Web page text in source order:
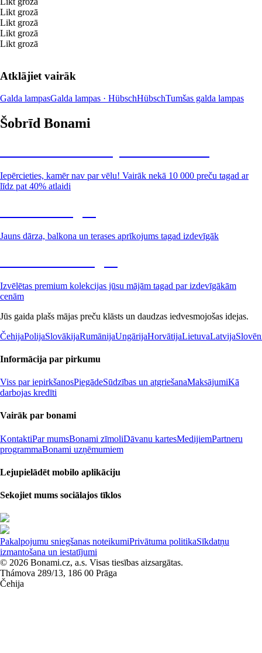
Likt grozā
Likt grozā
Likt grozā
Likt grozā
Atklājiet vairāk
Galda lampasGalda lampas · HübschHübschTumšas galda lampas
Šobrīd Bonami
Iepērcieties, kamēr nav par vēlu! Vairāk nekā 10 000 preču tagad ar
līdz pat 40% atlaidi
Jauns dārza, balkona un terases aprīkojums tagad izdevīgāk
Izvēlētas premium kolekcijas jūsu mājām tagad par izdevīgākām
cenām
Jūs gaida plašs mājas preču klāsts un daudzas iedvesmojošas idejas.
ČehijaPolijaSlovākijaRumānijaUngārijaHorvātijaLietuvaLatvija
Informācija par pirkumu
Viss par iepirkšanosPiegādeSūdzības un atgriešanaMaksājumiKā
darbojas kredīti
Vairāk par bonami
KontaktiPar mumsBonami zīmoliDāvanu kartesMedijiemPartneru
programmaBonami uzņēmumiem
Lejupielādēt mobilo aplikāciju
Sekojiet mums sociālajos tīklos
Pakalpojumu sniegšanas noteikumiPrivātuma politikaSīkdatņu
izmantošana un iestatījumi
© 2026 Bonami.cz, a.s. Visas tiesības aizsargātas.
Thámova 289/13, 186 00 Prāga
Čehija